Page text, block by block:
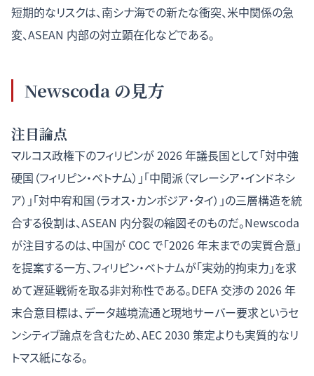
短期的なリスクは、南シナ海での新たな衝突、米中関係の急
変、ASEAN 内部の対立顕在化などである。
Newscoda の見方
注目論点
マルコス政権下のフィリピンが 2026 年議長国として「対中強
硬国（フィリピン・ベトナム）」「中間派（マレーシア・インドネシ
ア）」「対中宥和国（ラオス・カンボジア・タイ）」の三層構造を統
合する役割は、ASEAN 内分裂の縮図そのものだ。Newscoda
が注目するのは、中国が COC で「2026 年末までの実質合意」
を提案する一方、フィリピン・ベトナムが「実効的拘束力」を求
めて遅延戦術を取る非対称性である。DEFA 交渉の 2026 年
末合意目標は、データ越境流通と現地サーバー要求というセ
ンシティブ論点を含むため、AEC 2030 策定よりも実質的なリ
トマス紙になる。